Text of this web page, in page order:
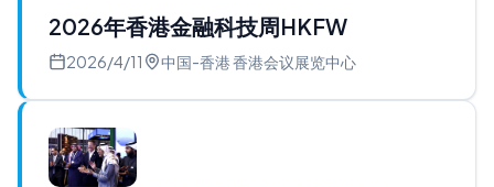
2026年香港金融科技周HKFW
2026/4/11 中国-香港 香港会议展览中心